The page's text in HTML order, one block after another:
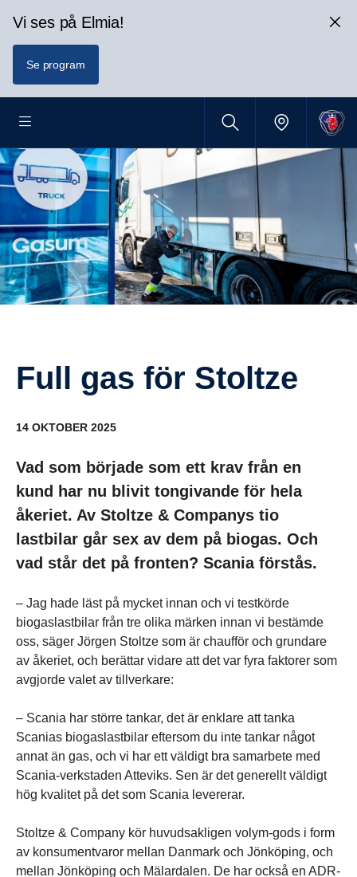
Vi ses på Elmia!
Se program
Full gas för Stoltze
14 OKTOBER 2025
Vad som började som ett krav från en
kund har nu blivit tongivande för hela
åkeriet. Av Stoltze & Companys tio
lastbilar går sex av dem på biogas. Och
vad står det på fronten? Scania förstås.
– Jag hade läst på mycket innan och vi testkörde
biogaslastbilar från tre olika märken innan vi bestämde
oss, säger Jörgen Stoltze som är chaufför och grundare
av åkeriet, och berättar vidare att det var fyra faktorer som
avgjorde valet av tillverkare:
– Scania har större tankar, det är enklare att tanka
Scanias biogaslastbilar eftersom du inte tankar något
annat än gas, och vi har ett väldigt bra samarbete med
Scania-verkstaden Atteviks. Sen är det generellt väldigt
hög kvalitet på det som Scania levererar.
Stoltze & Company kör huvudsakligen volym-gods i form
av konsumentvaror mellan Danmark och Jönköping, och
mellan Jönköping och Mälardalen. De har också en ADR-